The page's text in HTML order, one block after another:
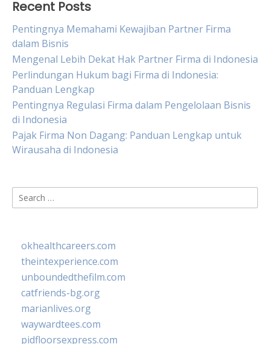
Recent Posts
Pentingnya Memahami Kewajiban Partner Firma
dalam Bisnis
Mengenal Lebih Dekat Hak Partner Firma di Indonesia
Perlindungan Hukum bagi Firma di Indonesia:
Panduan Lengkap
Pentingnya Regulasi Firma dalam Pengelolaan Bisnis
di Indonesia
Pajak Firma Non Dagang: Panduan Lengkap untuk
Wirausaha di Indonesia
Search
for:
okhealthcareers.com
theintexperience.com
unboundedthefilm.com
catfriends-bg.org
marianlives.org
waywardtees.com
pidfloorsexpress.com